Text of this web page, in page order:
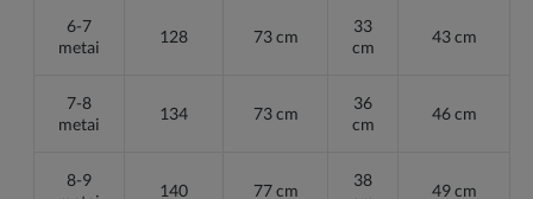
6-7
metai
128 73 cm
33
cm
43 cm
7-8
metai
134 73 cm
36
cm
46 cm
8-9
140 77 cm
38
49 cm